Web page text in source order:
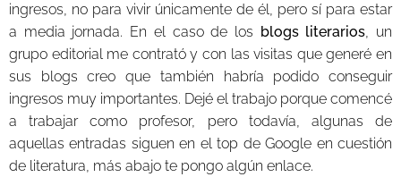
ingresos, no para vivir únicamente de él, pero sí para estar
a media jornada. En el caso de los blogs literarios, un
grupo editorial me contrató y con las visitas que generé en
sus blogs creo que también habría podido conseguir
ingresos muy importantes. Dejé el trabajo porque comencé
a trabajar como profesor, pero todavía, algunas de
aquellas entradas siguen en el top de Google en cuestión
de literatura, más abajo te pongo algún enlace.